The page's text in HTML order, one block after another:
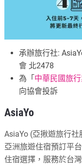
承辦旅行社:
會 北2478
為「 中華民國旅
向協會投訴
AsiaYo
AsiaYo (亞揪遊旅行
亞洲旅遊住宿預訂平
住宿選擇，服務於台